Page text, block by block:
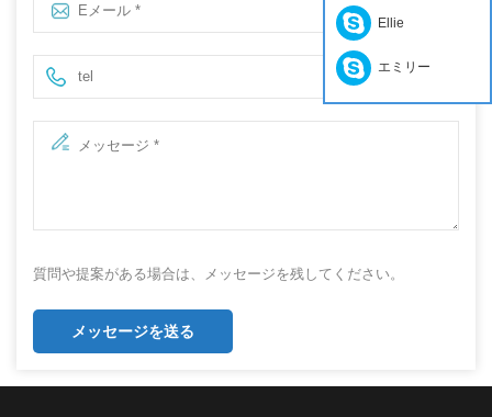
質問や提案がある場合は、メッセージを残してください。
メッセージを送る
Ellie
エミリー